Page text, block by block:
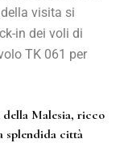
della visita si
in dei voli di
TK 061 per
Malesia, ricco
splendida città